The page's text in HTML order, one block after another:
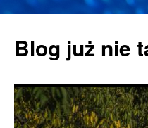
springen
Blog już nie